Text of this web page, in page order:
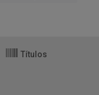
Títulos